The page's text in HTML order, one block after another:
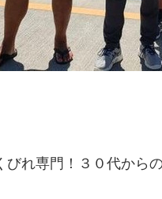
れ専門！３０代から